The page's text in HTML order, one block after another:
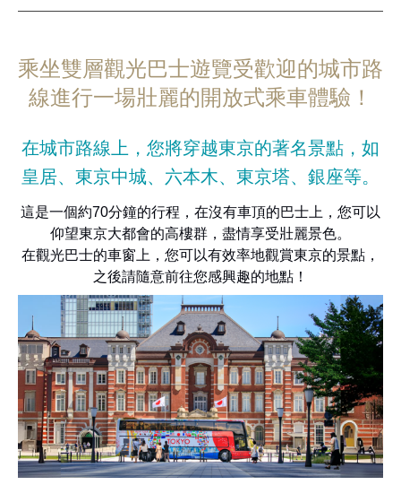
乘坐雙層觀光巴士遊覽受歡迎的城市路
線進行一場壯麗的開放式乘車體驗！
在城市路線上，您將穿越東京的著名景點，如
皇居、東京中城、六本木、東京塔、銀座等。
這是一個約70分鐘的行程，在沒有車頂的巴士上，您可以
仰望東京大都會的高樓群，盡情享受壯麗景色。
在觀光巴士的車窗上，您可以有效率地觀賞東京的景點，
之後請隨意前往您感興趣的地點！